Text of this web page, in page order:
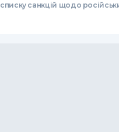
списку санкцій щодо